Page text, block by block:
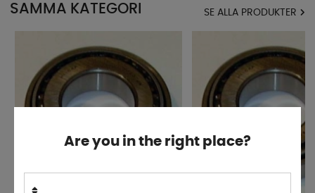
SAMMA KATEGORI
SE ALLA PRODUKTER
Are you in the right place?